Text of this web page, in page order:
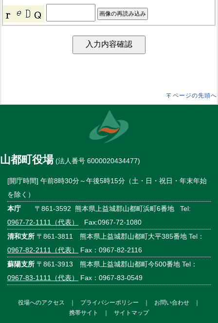
ページの先頭へ
山都町役場(法人番号 6000020434477)
[開庁時間] 午前8時30分～午後5時15分（土・日・祝日・年末年始
を除く）
本庁 〒861-3592 熊本県上益城郡山都町浜町6番地 Tel:
0967-72-1111（代表）
Fax:0967-72-1080
清和支所 〒861-3811 熊本県上益城郡山都町大平385番地 Tel：
0967-82-2111（代表）
Fax：0967-82-2116
蘇陽支所 〒861-3913 熊本県上益城郡山都町今500番地 Tel：
0967-83-1111（代表）
Fax：0967-83-0549
役場へのアクセス ｜ プライバシーポリシー ｜ お問い合わせ
｜
携帯サイト
｜ サイトマップ